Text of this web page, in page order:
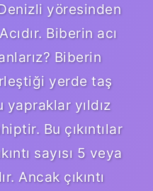
yöresinden
Biberin acı
Biberin
yerde taş
yıldız
Bu çıkıntılar
sayısı 5 veya
Ancak çıkıntı